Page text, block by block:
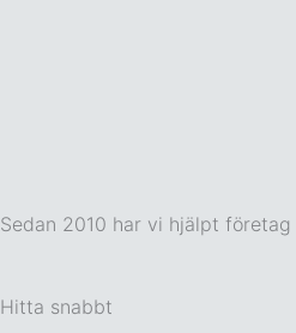
Sedan 2010 har vi hjälpt
Hitta snabbt